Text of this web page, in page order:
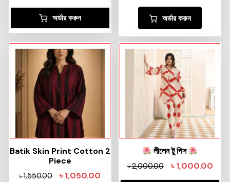
অর্ডার করুন অর্ডার করুন
Batik Skin Print Cotton 2
Piece
৳1,550.00 ৳1,050.00
লীলেন টু পিস
৳2,000.00 ৳1,000.00